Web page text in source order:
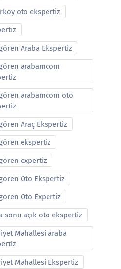
oto ekspertiz
Araba Ekspertiz
arabamcom
arabamcom oto
Araç Ekspertiz
ekspertiz
expertiz
Oto Ekspertiz
Oto Expertiz
sonu açık oto ekspertiz
Mahallesi araba
Mahallesi Ekspertiz